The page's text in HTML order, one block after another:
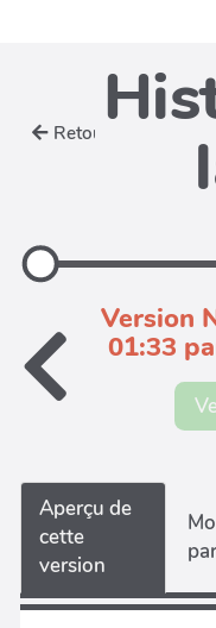
Retour
Version
01:33
Aperçu de
cette
version